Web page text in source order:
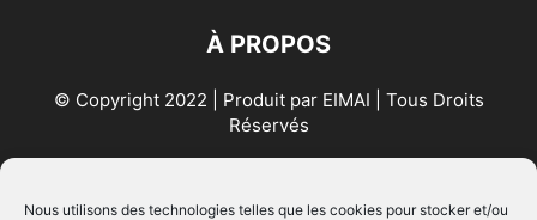
Nous utilisons des technologies telles que les cookies pour stocker et/ou
À PROPOS
© Copyright 2022 | Produit par EIMAI | Tous Droits
Réservés
SUIVEZ NOUS